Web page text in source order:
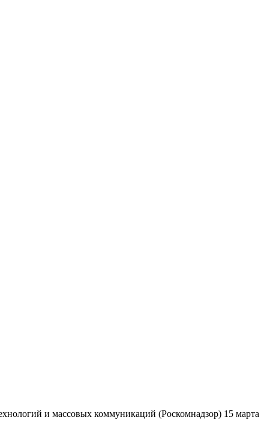
и массовых коммуникаций (Роскомнадзор) 15 марта